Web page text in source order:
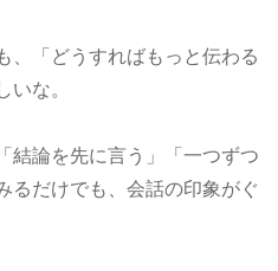
、「どうすればもっと伝わる
いな。
結論を先に言う」「一つずつ
るだけでも、会話の印象がぐ